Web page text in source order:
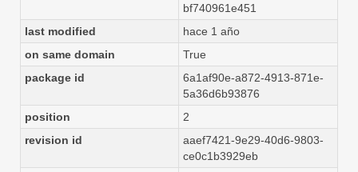
bf740961e451
last modified
hace 1 año
on same domain
True
package id
6a1af90e-a872-4913-871e-
5a36d6b93876
position
2
revision id
aaef7421-9e29-40d6-9803-
ce0c1b3929eb